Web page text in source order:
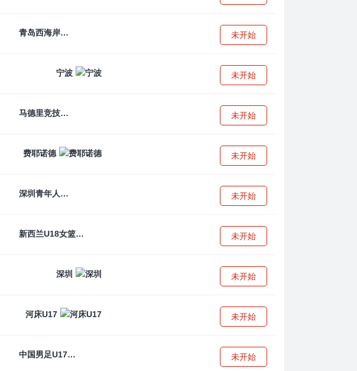
青岛西海岸 未开始
宁波 未开始
马德里竞技 未开始
费耶诺德 未开始
深圳青年人 未开始
新西兰U18女篮 未开始
深圳 未开始
河床U17 未开始
中国男足U17 未开始